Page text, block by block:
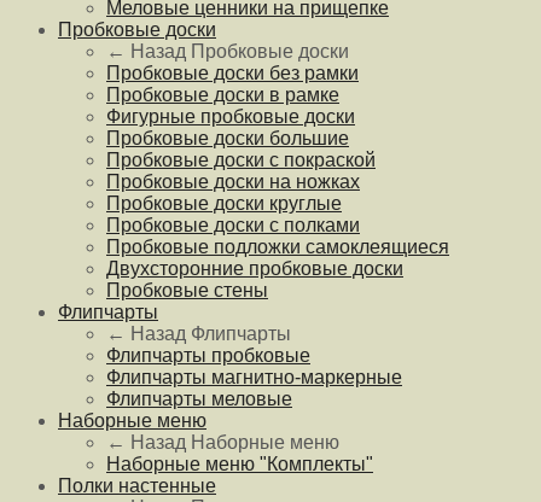
Меловые ценники на прищепке
Пробковые доски
← Назад Пробковые доски
Пробковые доски без рамки
Пробковые доски в рамке
Фигурные пробковые доски
Пробковые доски большие
Пробковые доски с покраской
Пробковые доски на ножках
Пробковые доски круглые
Пробковые доски с полками
Пробковые подложки самоклеящиеся
Двухсторонние пробковые доски
Пробковые стены
Флипчарты
← Назад Флипчарты
Флипчарты пробковые
Флипчарты магнитно-маркерные
Флипчарты меловые
Наборные меню
← Назад Наборные меню
Наборные меню "Комплекты"
Полки настенные